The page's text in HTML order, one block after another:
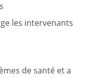
les intervenants
de santé et a